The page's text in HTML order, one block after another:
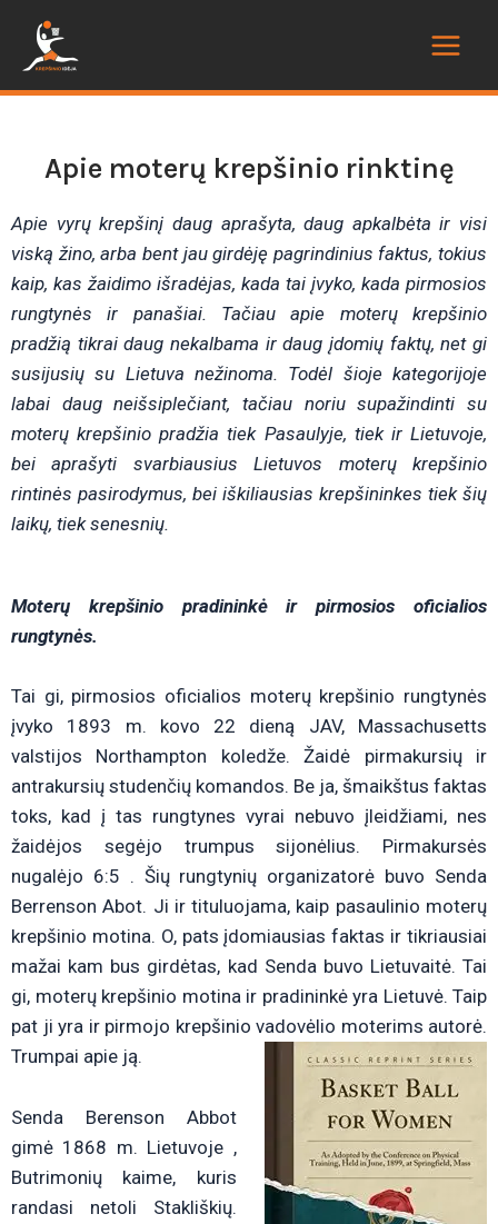
Apie moterų krepšinio rinktinę
Apie vyrų krepšinį daug aprašyta, daug apkalbėta ir visi
viską žino, arba bent jau girdėję pagrindinius faktus, tokius
kaip, kas žaidimo išradėjas, kada tai įvyko, kada pirmosios
rungtynės ir panašiai. Tačiau apie moterų krepšinio
pradžią tikrai daug nekalbama ir daug įdomių faktų, net gi
susijusių su Lietuva nežinoma. Todėl šioje kategorijoje
labai daug neišsiplečiant, tačiau noriu supažindinti su
moterų krepšinio pradžia tiek Pasaulyje, tiek ir Lietuvoje,
bei aprašyti svarbiausius Lietuvos moterų krepšinio
rintinės pasirodymus, bei iškiliausias krepšininkes tiek šių
laikų, tiek senesnių.
Moterų krepšinio pradininkė ir pirmosios oficialios
rungtynės.
Tai gi, pirmosios oficialios moterų krepšinio rungtynės
įvyko 1893 m. kovo 22 dieną JAV, Massachusetts
valstijos Northampton koledže. Žaidė pirmakursių ir
antrakursių studenčių komandos. Be ja, šmaikštus faktas
toks, kad į tas rungtynes vyrai nebuvo įleidžiami, nes
žaidėjos segėjo trumpus sijonėlius. Pirmakursės
nugalėjo 6:5 . Šių rungtynių organizatorė buvo Senda
Berrenson Abot. Ji ir tituluojama, kaip pasaulinio moterų
krepšinio motina. O, pats įdomiausias faktas ir tikriausiai
mažai kam bus girdėtas, kad Senda buvo Lietuvaitė. Tai
gi, moterų krepšinio motina ir pradininkė yra Lietuvė. Taip
pat ji yra ir pirmojo krepšinio vadovėlio moterims autorė.
Trumpai apie ją.
Senda Berenson Abbot
gimė 1868 m. Lietuvoje ,
Butrimonių kaime, kuris
randasi netoli Stakliškių.